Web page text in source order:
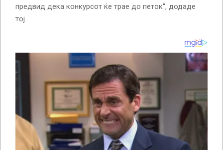
предвид дека конкурсот ќе трае до петок“, додаде
тој.